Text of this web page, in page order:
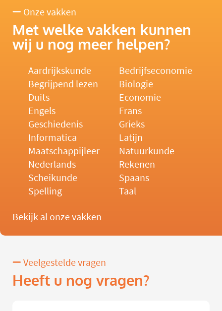
Onze vakken
Met welke vakken kunnen
wij u nog meer helpen?
Aardrijkskunde
Bedrijfseconomie
Begrijpend lezen
Biologie
Duits
Economie
Engels
Frans
Geschiedenis
Grieks
Informatica
Latijn
Maatschappijleer
Natuurkunde
Nederlands
Rekenen
Scheikunde
Spaans
Spelling
Taal
Bekijk al onze vakken
Veelgestelde vragen
Heeft u nog vragen?